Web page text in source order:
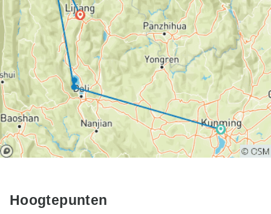
Hoogtepunten